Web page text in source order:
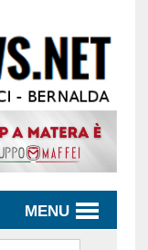
MENU